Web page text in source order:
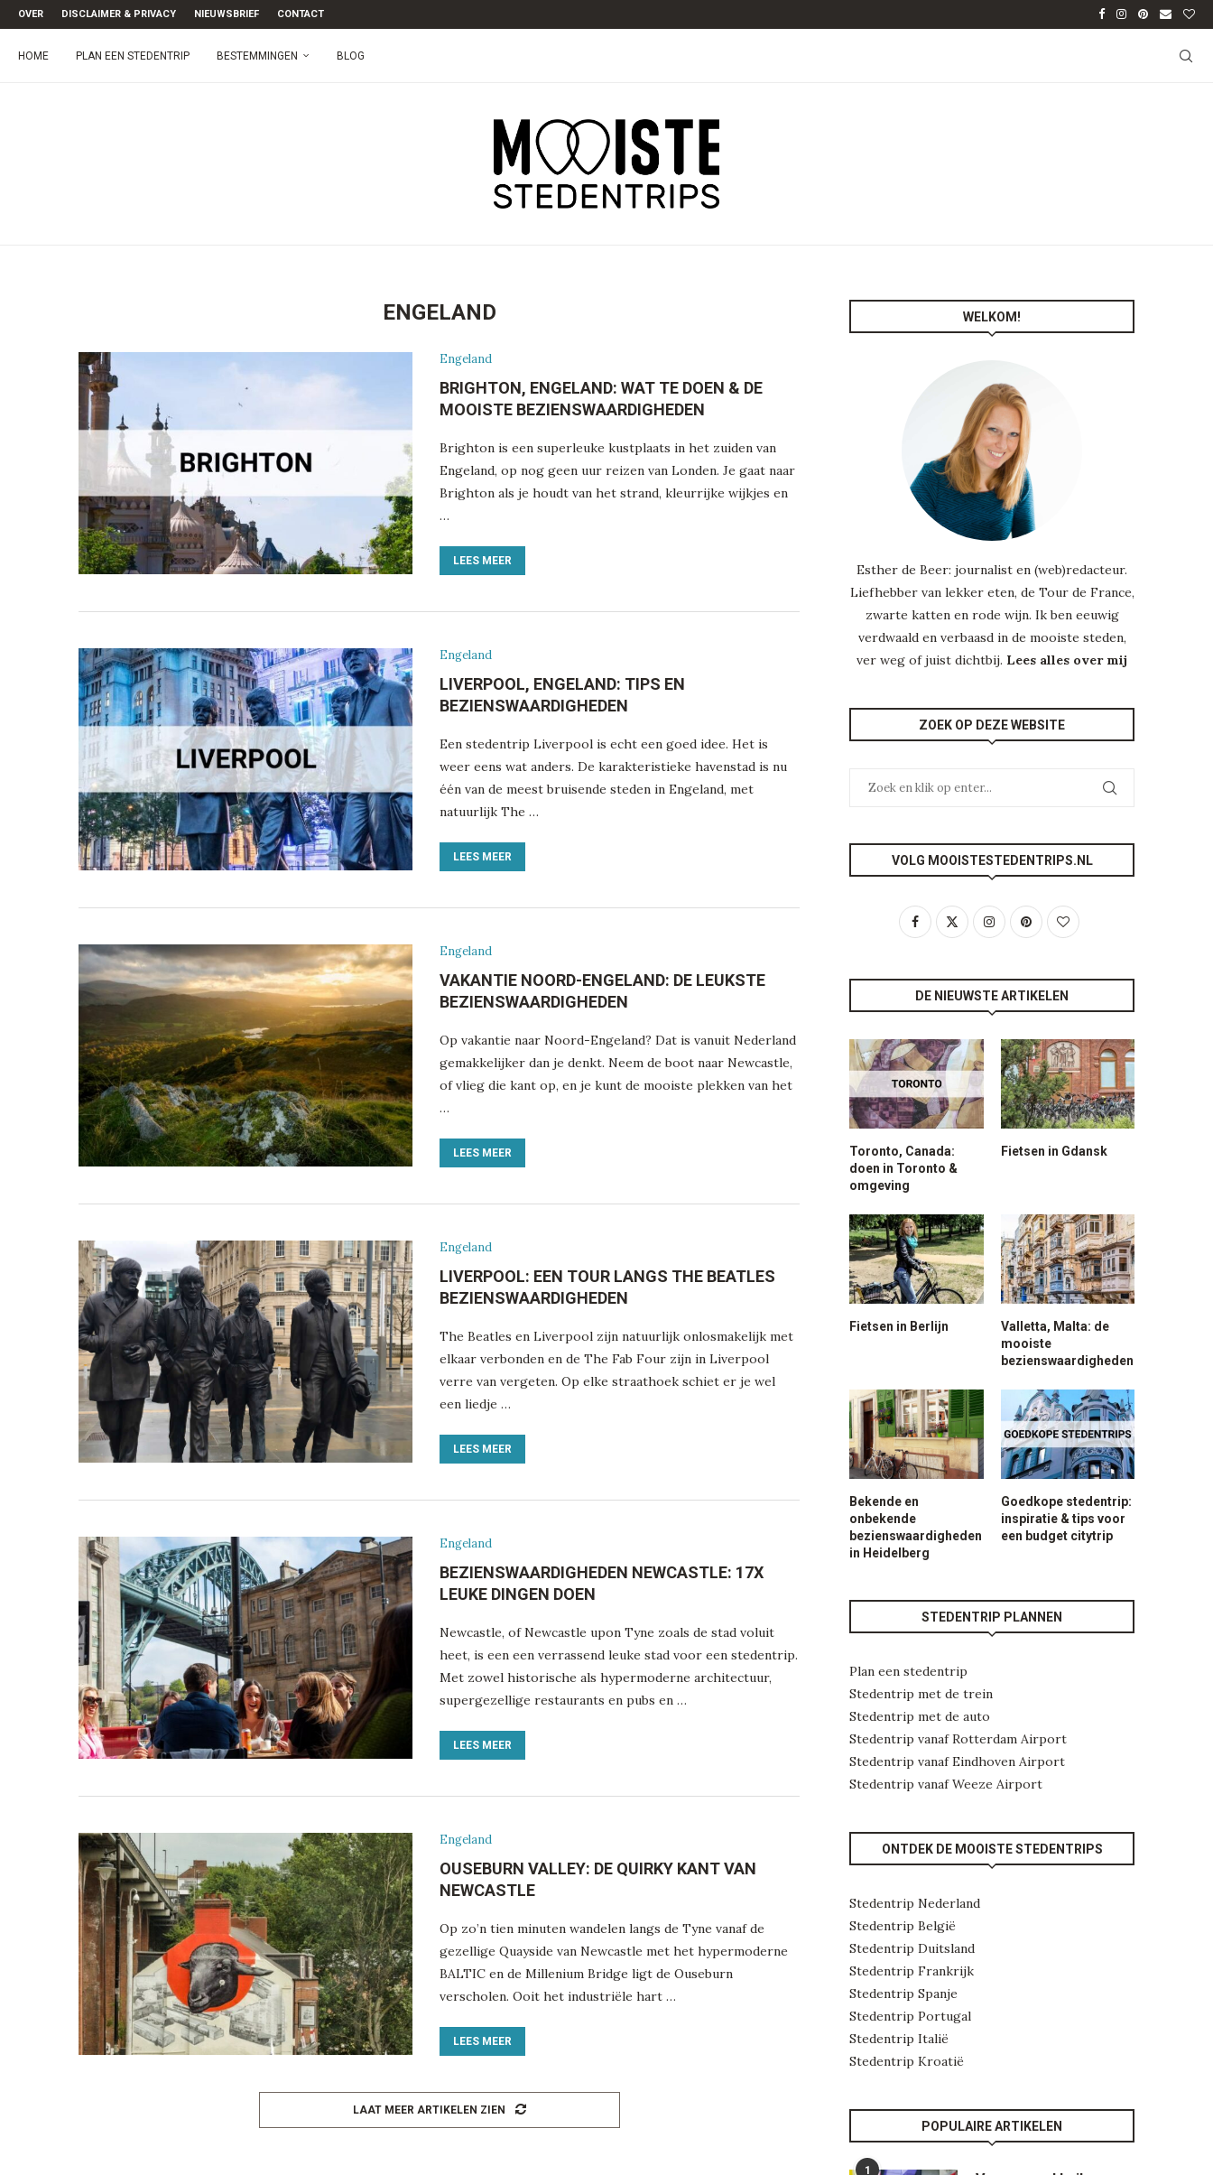
OVER DISCLAIMER & PRIVACY NIEUWSBRIEF CONTACT
HOME PLAN EEN STEDENTRIP BESTEMMINGEN BLOG
ENGELAND
Engeland
BRIGHTON, ENGELAND: WAT TE DOEN & DE
MOOISTE BEZIENSWAARDIGHEDEN
Brighton is een superleuke kustplaats in het zuiden van
Engeland, op nog geen uur reizen van Londen. Je gaat naar
Brighton als je houdt van het strand, kleurrijke wijkjes en
…
LEES MEER
Engeland
LIVERPOOL, ENGELAND: TIPS EN
BEZIENSWAARDIGHEDEN
Een stedentrip Liverpool is echt een goed idee. Het is
weer eens wat anders. De karakteristieke havenstad is nu
één van de meest bruisende steden in Engeland, met
natuurlijk The …
LEES MEER
Engeland
VAKANTIE NOORD-ENGELAND: DE LEUKSTE
BEZIENSWAARDIGHEDEN
Op vakantie naar Noord-Engeland? Dat is vanuit Nederland
gemakkelijker dan je denkt. Neem de boot naar Newcastle,
of vlieg die kant op, en je kunt de mooiste plekken van het
…
LEES MEER
Engeland
LIVERPOOL: EEN TOUR LANGS THE BEATLES
BEZIENSWAARDIGHEDEN
The Beatles en Liverpool zijn natuurlijk onlosmakelijk met
elkaar verbonden en de The Fab Four zijn in Liverpool
verre van vergeten. Op elke straathoek schiet er je wel
een liedje …
LEES MEER
Engeland
BEZIENSWAARDIGHEDEN NEWCASTLE: 17X
LEUKE DINGEN DOEN
Newcastle, of Newcastle upon Tyne zoals de stad voluit
heet, is een een verrassend leuke stad voor een stedentrip.
Met zowel historische als hypermoderne architectuur,
supergezellige restaurants en pubs en …
LEES MEER
Engeland
OUSEBURN VALLEY: DE QUIRKY KANT VAN
NEWCASTLE
Op zo’n tien minuten wandelen langs de Tyne vanaf de
gezellige Quayside van Newcastle met het hypermoderne
BALTIC en de Millenium Bridge ligt de Ouseburn
verscholen. Ooit het industriële hart …
LEES MEER
LAAT MEER ARTIKELEN ZIEN
WELKOM!
Esther de Beer: journalist en (web)redacteur.
Liefhebber van lekker eten, de Tour de France,
zwarte katten en rode wijn. Ik ben eeuwig
verdwaald en verbaasd in de mooiste steden,
ver weg of juist dichtbij. Lees alles over mij
ZOEK OP DEZE WEBSITE
VOLG MOOISTESTEDENTRIPS.NL
DE NIEUWSTE ARTIKELEN
Toronto, Canada:
doen in Toronto &
omgeving
Fietsen in Gdansk
Fietsen in Berlijn
Valletta, Malta: de
mooiste
bezienswaardigheden
Bekende en
onbekende
bezienswaardigheden
in Heidelberg
Goedkope stedentrip:
inspiratie & tips voor
een budget citytrip
STEDENTRIP PLANNEN
Plan een stedentrip
Stedentrip met de trein
Stedentrip met de auto
Stedentrip vanaf Rotterdam Airport
Stedentrip vanaf Eindhoven Airport
Stedentrip vanaf Weeze Airport
ONTDEK DE MOOISTE STEDENTRIPS
Stedentrip Nederland
Stedentrip België
Stedentrip Duitsland
Stedentrip Frankrijk
Stedentrip Spanje
Stedentrip Portugal
Stedentrip Italië
Stedentrip Kroatië
POPULAIRE ARTIKELEN
1